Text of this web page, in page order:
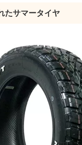
たサマータイヤ